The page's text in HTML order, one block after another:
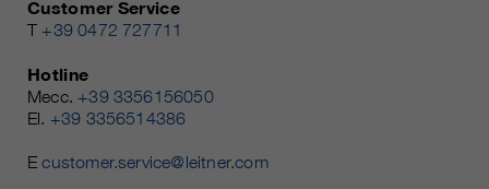
Customer Service
T +39 0472 727711
Hotline
Mecc. +39 3356156050
El. +39 3356514386
Ecustomer.service@leitner.com